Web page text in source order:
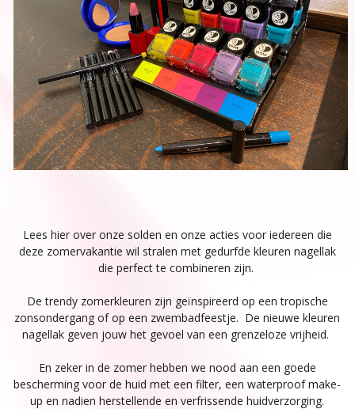
Lees hier over onze solden en onze acties voor iedereen die
deze zomervakantie wil stralen met gedurfde kleuren nagellak
die perfect te combineren zijn.
De trendy zomerkleuren zijn geïnspireerd op een tropische
zonsondergang of op een zwembadfeestje. De nieuwe kleuren
nagellak geven jouw het gevoel van een grenzeloze vrijheid.
En zeker in de zomer hebben we nood aan een goede
bescherming voor de huid met een filter, een waterproof make-
up en nadien herstellende en verfrissende huidverzorging.